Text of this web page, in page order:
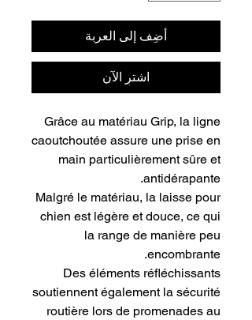
أضِف إلى العربة
اشترِ الآن
Grâce au matériau Grip, la ligne
caoutchoutée assure une prise en
main particulièrement sûre et
antidérapante.
Malgré le matériau, la laisse pour
chien est légère et douce, ce qui
la range de manière peu
encombrante.
Des éléments réfléchissants
soutiennent également la sécurité
routière lors de promenades au